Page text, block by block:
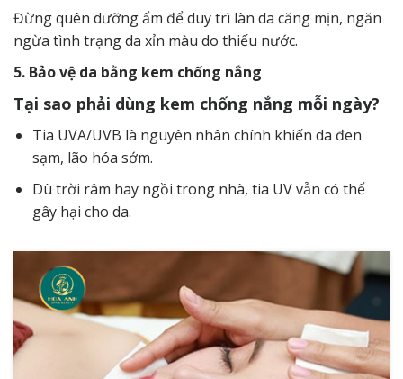
Đừng quên dưỡng ẩm để duy trì làn da căng mịn, ngăn
ngừa tình trạng da xỉn màu do thiếu nước.
5. Bảo vệ da bằng kem chống nắng
Tại sao phải dùng kem chống nắng mỗi ngày?
Tia UVA/UVB là nguyên nhân chính khiến da đen
sạm, lão hóa sớm.
Dù trời râm hay ngồi trong nhà, tia UV vẫn có thể
gây hại cho da.